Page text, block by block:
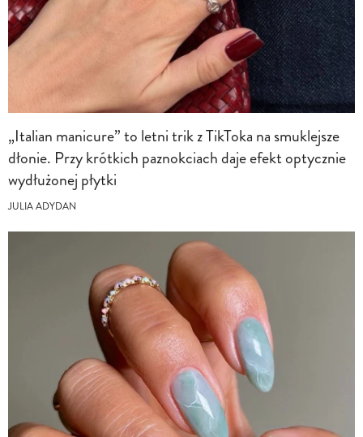
„Italian manicure” to letni trik z TikToka na smuklejsze
dłonie. Przy krótkich paznokciach daje efekt optycznie
wydłużonej płytki
JULIA ADYDAN